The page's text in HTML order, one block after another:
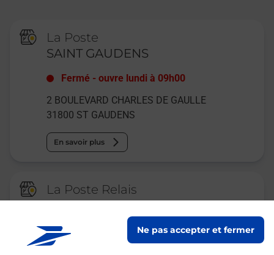
Ne pas accepter et fermer
La Poste
SAINT GAUDENS
Fermé -ouvre lundi à 09h00
2 BOULEVARD CHARLES DE GAULLE
31800 ST GAUDENS
En savoir plus
La Poste Relais
ST GAUDENS LA TABATIERE
jusqu'à 08h30